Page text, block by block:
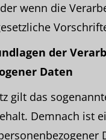
wenn die
der
Daten
gilt das
Demnach ist